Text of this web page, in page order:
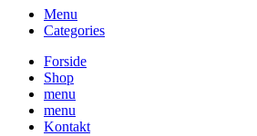
Menu
Categories
Forside
Shop
menu
menu
Kontakt